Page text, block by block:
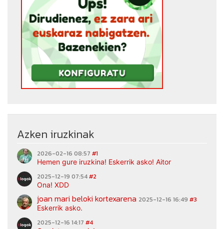
Azken iruzkinak
2026-02-16 08:57 #1
Hemen gure iruzkina! Eskerrik asko! Aitor
2025-12-19 07:54#2
Ona! XDD
joan mari beloki kortexarena 2025-12-16 16:49 #3
Eskerrik asko.
2025-12-16 14:17 #4